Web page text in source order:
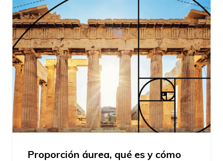
Proporción áurea, qué es y cómo